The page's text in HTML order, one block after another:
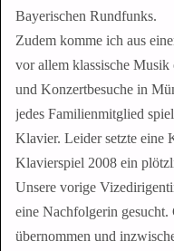
Bayerischen Rundfunks.
Zudem komme ich aus
vor allem klassische
und Konzertbesuche in
jedes Familienmitglied
Klavier. Leider setzte eine
Klavierspiel 2008 ein
Unsere vorige
eine Nachfolgerin gesucht.
übernommen und